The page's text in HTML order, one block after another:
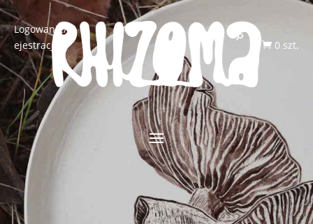
Logowanie/R
ejestracja
 0 szt.